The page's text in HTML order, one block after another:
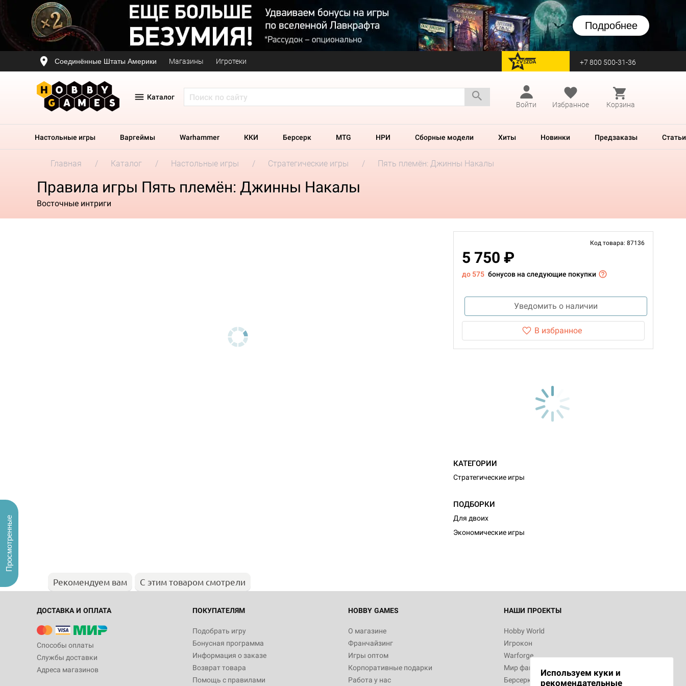
Подробнее
Соединённые Штаты Америки Магазины Игротеки перейти на Zvezda +7 800 500-31-36
Каталог
Войти
Избранное Корзина
Настольные игры Варгеймы Warhammer ККИ Берсерк MTG НРИ Сборные модели Хиты Новинки Предзаказы Статьи
Главная Каталог Настольные игры Стратегические игры Пять племён: Джинны Накалы
Правила игры Пять племён: Джинны Накалы
Восточные интриги
Код товара: 87136
5 750 ₽
до 575 бонусов на следующие покупки
Уведомить о наличии
В избранное
КАТЕГОРИИ
Стратегические игры
ПОДБОРКИ
Для двоих
Экономические игры
Рекомендуем вам С этим товаром смотрели
ДОСТАВКА И ОПЛАТА
Способы оплаты
Службы доставки
Адреса магазинов
ПОКУПАТЕЛЯМ
Подобрать игру
Бонусная программа
Информация о заказе
Возврат товара
Помощь с правилами
HOBBY GAMES
О магазине
Франчайзинг
Игры оптом
Корпоративные подарки
Работа у нас
НАШИ ПРОЕКТЫ
Hobby World
Игрокон
Warforge
Мир фантастики
Берсерк
Используем куки и
рекомендательные
Просмотренные
Настольная игра Hobby World Журнал
"Мир фантастики. Спецвыпуск: Братья
империи: Боевая тревога
799
Настольная игра Hobby World Сумерки
империи. Четвёртая редакция: Грозовой
Рубеж
12 990